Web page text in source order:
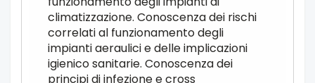
climatizzazione. Conoscenza dei rischi
correlati al funzionamento degli
impianti aeraulici e delle implicazioni
igienico sanitarie. Conoscenza dei
principi di infezione e cross